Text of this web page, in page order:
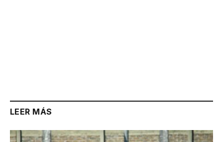
LEER MÁS